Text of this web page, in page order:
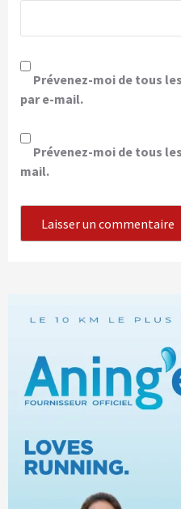
Prévenez-moi de tous
par e-mail.
Prévenez-moi de tous
mail.